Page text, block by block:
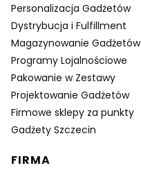
Personalizacja Gadżetów
Dystrybucja i Fulfillment
Magazynowanie Gadżetów
Programy Lojalnościowe
Pakowanie w Zestawy
Projektowanie Gadżetów
Firmowe sklepy za punkty
Gadżety Szczecin
FIRMA